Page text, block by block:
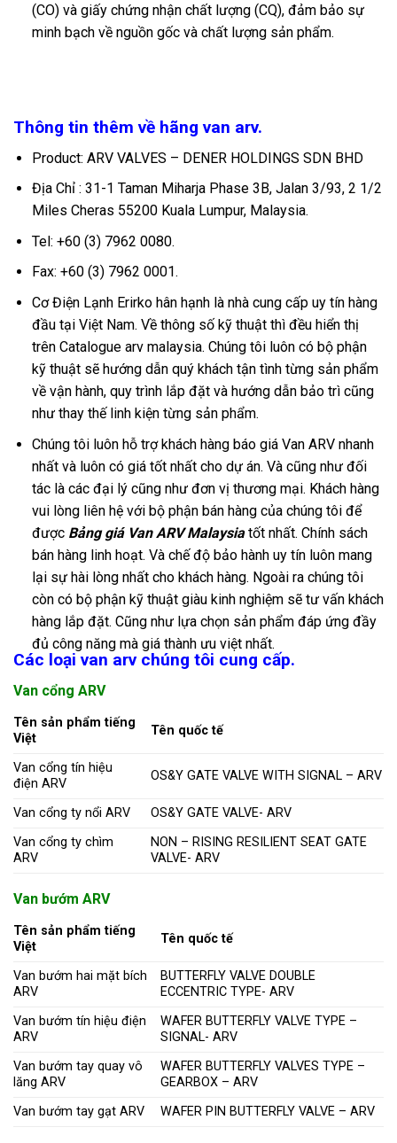
(CO) và giấy chứng nhận chất lượng (CQ), đảm bảo sự
minh bạch về nguồn gốc và chất lượng sản phẩm.
Thông tin thêm về hãng van arv.
Product: ARV VALVES – DENER HOLDINGS SDN BHD
Địa Chỉ : 31-1 Taman Miharja Phase 3B, Jalan 3/93, 2 1/2
Miles Cheras 55200 Kuala Lumpur, Malaysia.
Tel: +60 (3) 7962 0080.
Fax: +60 (3) 7962 0001.
Cơ Điện Lạnh Erirko hân hạnh là nhà cung cấp uy tín hàng
đầu tại Việt Nam. Về thông số kỹ thuật thì đều hiển thị
trên Catalogue arv malaysia. Chúng tôi luôn có bộ phận
kỹ thuật sẽ hướng dẫn quý khách tận tình từng sản phẩm
về vận hành, quy trình lắp đặt và hướng dẫn bảo trì cũng
như thay thế linh kiện từng sản phẩm.
Chúng tôi luôn hỗ trợ khách hàng báo giá Van ARV nhanh
nhất và luôn có giá tốt nhất cho dự án. Và cũng như đối
tác là các đại lý cũng như đơn vị thương mại. Khách hàng
vui lòng liên hệ với bộ phận bán hàng của chúng tôi để
được Bảng giá Van ARV Malaysiatốt nhất. Chính sách
bán hàng linh hoạt. Và chế độ bảo hành uy tín luôn mang
lại sự hài lòng nhất cho khách hàng. Ngoài ra chúng tôi
còn có bộ phận kỹ thuật giàu kinh nghiệm sẽ tư vấn khách
hàng lắp đặt. Cũng như lựa chọn sản phẩm đáp ứng đầy
đủ công năng mà giá thành ưu việt nhất.
Các loại van arv chúng tôi cung cấp.
Van cổng ARV
Tên sản phẩm tiếng
Việt
Tên quốc tế
Van cổng tín hiệu
điện ARV
OS&Y GATE VALVE WITH SIGNAL – ARV
Van cổng ty nổi ARV
OS&Y GATE VALVE- ARV
Van cổng ty chìm
ARV
NON – RISING RESILIENT SEAT GATE
VALVE- ARV
Van bướm ARV
Tên sản phẩm tiếng
Việt
Tên quốc tế
Van bướm hai mặt bích
ARV
BUTTERFLY VALVE DOUBLE
ECCENTRIC TYPE- ARV
Van bướm tín hiệu điện
ARV
WAFER BUTTERFLY VALVE TYPE –
SIGNAL- ARV
Van bướm tay quay vô
lăng ARV
WAFER BUTTERFLY VALVES TYPE –
GEARBOX – ARV
Van bướm tay gạt ARV
WAFER PIN BUTTERFLY VALVE – ARV